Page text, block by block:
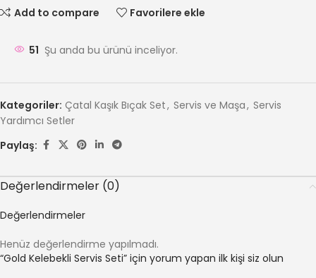
Add to compare Favorilere ekle
51 Şu anda bu ürünü inceliyor.
Kategoriler: Çatal Kaşık Bıçak Set, Servis ve Maşa, Servis
Yardımcı Setler
Paylaş:
Değerlendirmeler (0)
Değerlendirmeler
Henüz değerlendirme yapılmadı.
“Gold Kelebekli Servis Seti” için yorum yapan ilk kişi siz olun